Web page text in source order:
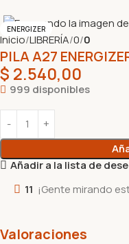
ENERGIZER
Inicio LIBRERÍA 0 0
PILA A27
$ 2.540,00
999 disponibles
Añadir a la lista de
11 ¡Gente mirando
Valoraciones